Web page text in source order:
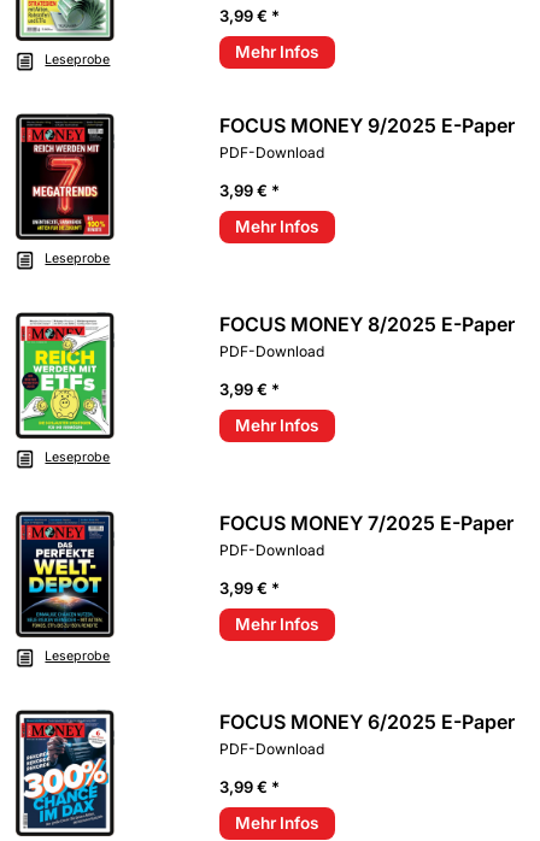
Leseprobe
3,99 € *
Mehr Infos
Leseprobe
FOCUS MONEY 9/2025 E-Paper
PDF-Download
3,99 € *
Mehr Infos
Leseprobe
FOCUS MONEY 8/2025 E-Paper
PDF-Download
3,99 € *
Mehr Infos
Leseprobe
FOCUS MONEY 7/2025 E-Paper
PDF-Download
3,99 € *
Mehr Infos
FOCUS MONEY 6/2025 E-Paper
PDF-Download
3,99 € *
Mehr Infos